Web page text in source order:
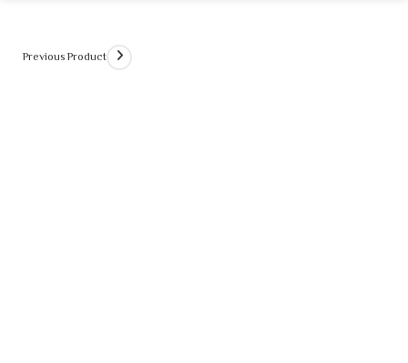
Previous Product